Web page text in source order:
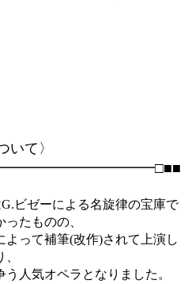
いて〉
ビゼーによる名旋律の宝庫で
たものの、
よって補筆(改作)されて上演し
人気オペラとなりました。